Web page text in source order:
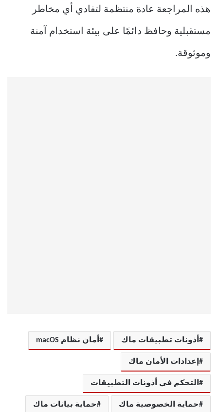
هذه المراجعة عادة منتظمة لتفادي أي مخاطر
مستقبلية وحافظ دائمًا على بيئة استخدام آمنة
وموثوقة.
أذونات تطبيقات ماك أمان نظام macOS
إعدادات الأمان ماك
التحكم في أذونات التطبيقات
حماية الخصوصية ماك حماية بيانات ماك